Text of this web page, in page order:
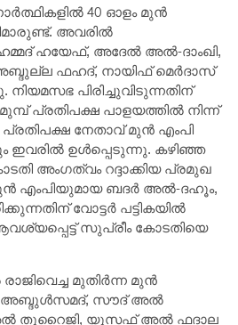
40 ഓളം മുൻ
അവരിൽ
ഹയേഫ്, അദേൽ അൽ-ദാംഖി,
ഫഹദ്, നായിഫ് മെർദാസ്
പിരിച്ചുവിടുന്നതിന്
പ്രതിപക്ഷ പാളയത്തിൽ നിന്ന്
നേതാവ് മുൻ എംപി
ഉൾപ്പെടുന്നു. കഴിഞ്ഞ
അംഗത്വം റദ്ദാക്കിയ പ്രമുഖ
എംപിയുമായ ബദർ അൽ-ദഹൂം,
വോട്ടർ പട്ടികയിൽ
സുപ്രീം കോടതിയെ
മുതിർന്ന മുൻ
അബ്ദുൾസമദ്, സൗദ് അൽ
തുറൈജി, യൂസഫ് അൽ ഫദാല